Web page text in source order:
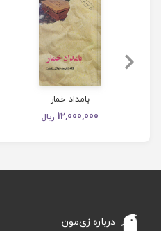
بامداد خمار
12,000,000 ریال
بعدی
درباره زی‌مون